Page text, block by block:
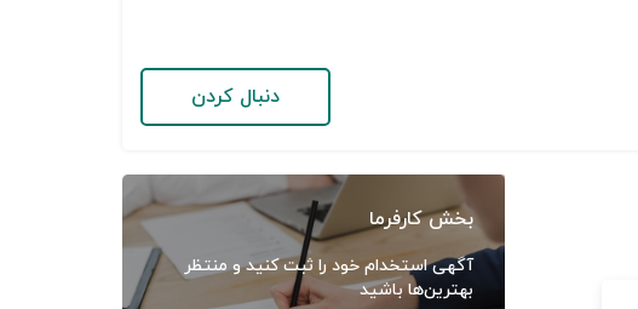
دنبال کردن
بخش کارفرما
آگهی استخدام خود را ثبت کنید و منتظر
بهترین‌ها باشید